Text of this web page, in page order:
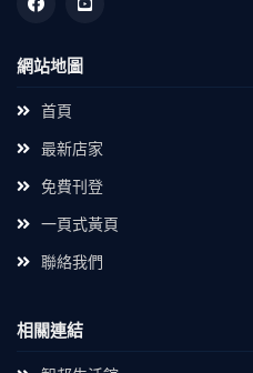
網站地圖
首頁
最新店家
免費刊登
一頁式黃頁
聯絡我們
相關連結